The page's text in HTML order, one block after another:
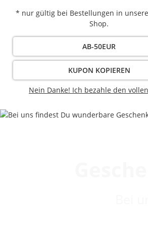
* nur gültig bei Bestellungen in
Shop.
AB-50EUR
KUPON KOPIEREN
Nein Danke! Ich bezahle den